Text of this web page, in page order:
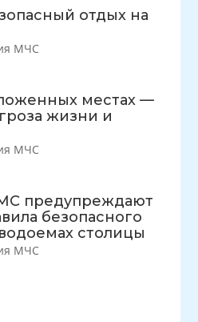
отдых на
МЧС
местах —
жизни и
МЧС
предупреждают
безопасного
столицы
МЧС